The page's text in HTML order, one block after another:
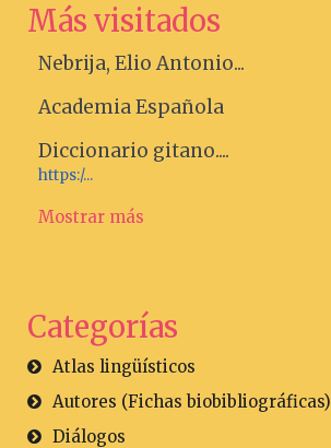
Más visitados
Nebrija, Elio Antonio...
Academia Española
Diccionario gitano....
https:/...
Mostrar más
Categorías
Atlas lingüísticos
Autores (Fichas biobibliográficas)
Diálogos